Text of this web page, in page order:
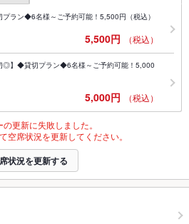
ラン◆6名様～ご予約可能！5,500円（税込）
5,500円 （税込）
◎】◆貸切プラン◆6名様～ご予約可能！5,000
5,000円 （税込）
更新に失敗しました。
空席状況を更新してください。
状況を更新する